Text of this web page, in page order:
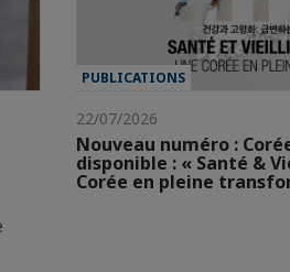
PUBLICATIONS
22/07/2026
Nouveau numéro :
disponible : « Santé &
Corée en pleine